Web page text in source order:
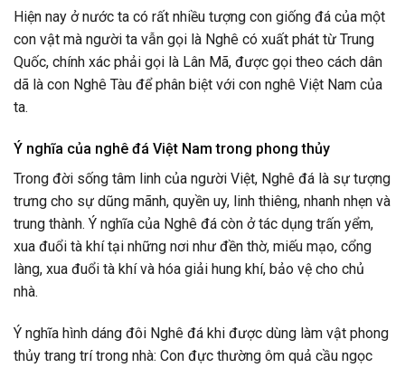
Hiện nay ở nước ta có rất nhiều tượng con giống đá của một
con vật mà người ta vẫn gọi là Nghê có xuất phát từ Trung
Quốc, chính xác phải gọi là Lân Mã, được gọi theo cách dân
dã là con Nghê Tàu để phân biệt với con nghê Việt Nam của
ta.
Ý nghĩa của nghê đá Việt Nam trong phong thủy
Trong đời sống tâm linh của người Việt, Nghê đá là sự tượng
trưng cho sự dũng mãnh, quyền uy, linh thiêng, nhanh nhẹn và
trung thành. Ý nghĩa của Nghê đá còn ở tác dụng trấn yểm,
xua đuổi tà khí tại những nơi như đền thờ, miếu mạo, cổng
làng, xua đuổi tà khí và hóa giải hung khí, bảo vệ cho chủ
nhà.
Ý nghĩa hình dáng đôi Nghê đá khi được dùng làm vật phong
thủy trang trí trong nhà: Con đực thường ôm quả cầu ngọc